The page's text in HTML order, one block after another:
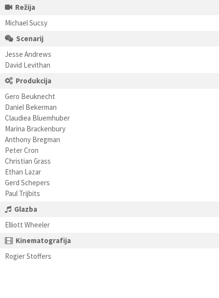
Režija
Michael Sucsy
Scenarij
Jesse Andrews
David Levithan
Produkcija
Gero Beuknecht
Daniel Bekerman
Claudiea Bluemhuber
Marina Brackenbury
Anthony Bregman
Peter Cron
Christian Grass
Ethan Lazar
Gerd Schepers
Paul Trijbits
Glazba
Elliott Wheeler
Kinematografija
Rogier Stoffers